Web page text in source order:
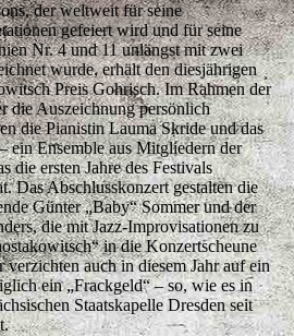
der weltweit für seine
gefeiert wird und für seine
Nr. 4 und 11 unlängst mit zwei
wurde, erhält den diesjährigen
Preis Gohrisch. Im Rahmen der
die Auszeichnung persönlich
die Pianistin Lauma Skride und das
ein Ensemble aus Mitgliedern der
die ersten Jahre des Festivals
Das Abschlusskonzert gestalten die
Günter „Baby“ Sommer und der
die mit Jazz-Improvisationen zu
in die Konzertscheune
auch in diesem Jahr auf ein
ein „Frackgeld“ – so, wie es in
Staatskapelle Dresden seit